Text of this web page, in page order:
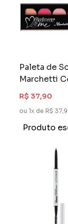
Paleta de
Marchetti
Me Forever
R$ 37,90
ou 1x de R$
Produto